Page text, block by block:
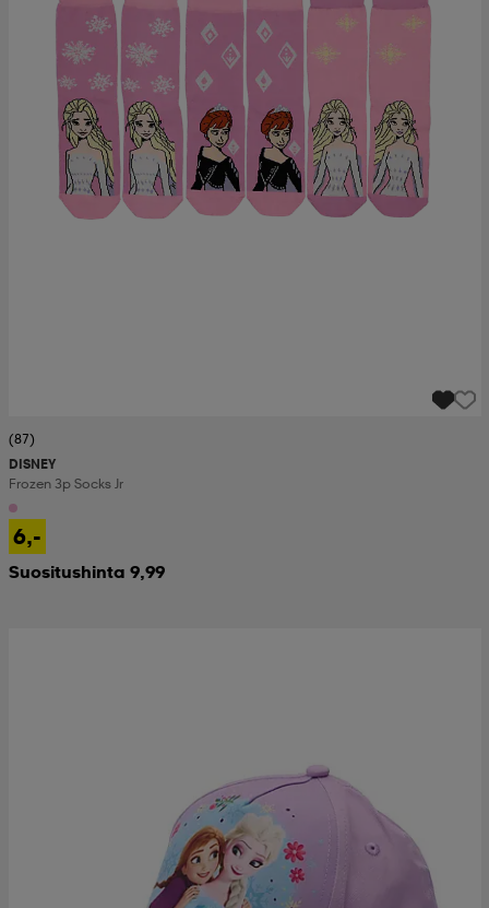
(87)
DISNEY
Frozen 3p Socks Jr
6,-
Suositushinta 9,99